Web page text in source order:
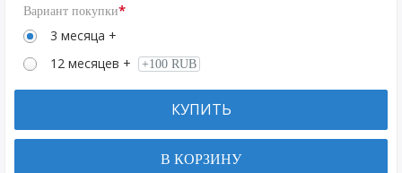
Вариант покупки*
3 месяца +
12 месяцев +
+100 RUB
КУПИТЬ
В КОРЗИНУ